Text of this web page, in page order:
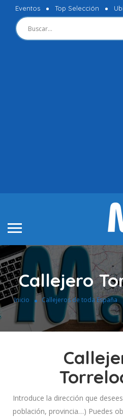
Eventos Top Selección
Callejero
Inicio Callejeros de toda España
Introduce la dirección que
población, provincia…) Puedes